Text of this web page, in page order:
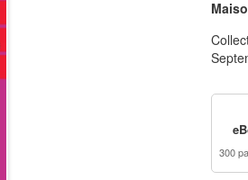
300